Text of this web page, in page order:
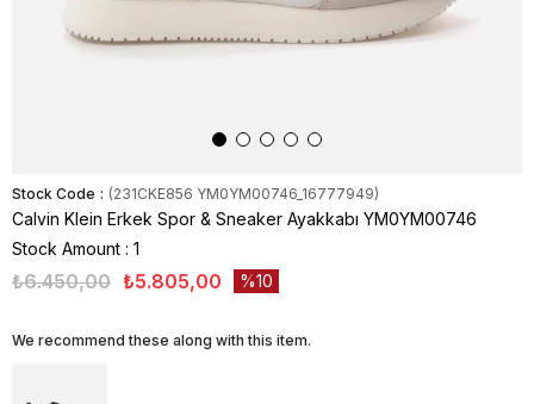
Stock Code (231CKE856 YM0YM00746_16777949)
Calvin Klein Erkek Spor & Sneaker Ayakkabı YM0YM00746
Stock Amount : 1
₺6.450,00 ₺5.805,00 10
We recommend these along with this item.